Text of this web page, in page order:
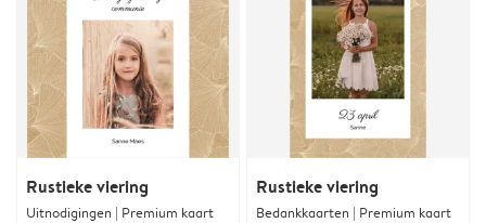
Rustieke viering
Uitnodigingen | Premium kaart
Rustieke viering
Bedankkaarten | Premium kaart